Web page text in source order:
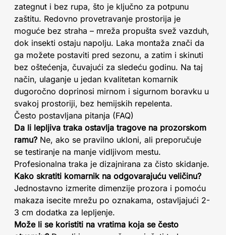
zategnut i bez rupa, što je ključno za potpunu
zaštitu. Redovno provetravanje prostorija je
moguće bez straha – mreža propušta svež vazduh,
dok insekti ostaju napolju. Laka montaža znači da
ga možete postaviti pred sezonu, a zatim i skinuti
bez oštećenja, čuvajući za sledeću godinu. Na taj
način, ulaganje u jedan kvalitetan komarnik
dugoročno doprinosi mirnom i sigurnom boravku u
svakoj prostoriji, bez hemijskih repelenta.
Često postavljana pitanja (FAQ)
Da li lepljiva traka ostavlja tragove na prozorskom
ramu? Ne, ako se pravilno ukloni, ali preporučuje
se testiranje na manje vidljivom mestu.
Profesionalna traka je dizajnirana za čisto skidanje.
Kako skratiti komarnik na odgovarajuću veličinu?
Jednostavno izmerite dimenzije prozora i pomoću
makaza isecite mrežu po oznakama, ostavljajući 2-
3 cm dodatka za lepljenje.
Može li se koristiti na vratima koja se često